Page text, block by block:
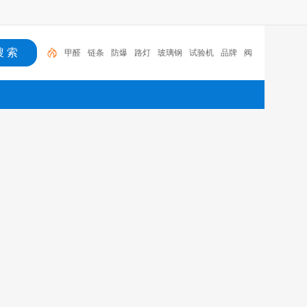
甲醛 链条 防爆 路灯 玻璃钢 试验机 品牌 阀
门 健康 食品